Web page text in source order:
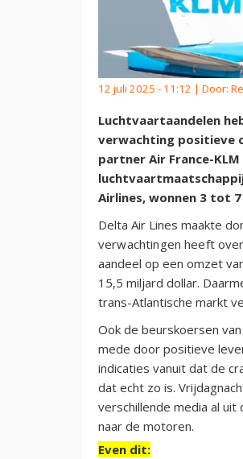
12 juli 2025 - 11:12 | Door:
Luchtvaartaandelen
verwachting positieve
partner Air France-
Airlines, wonnen 3 tot
Delta Air Lines maakte
verwachtingen heeft
aandeel op een omzet
15,5 miljard dollar.
trans-Atlantische markt
Ook de beurskoersen
mede door positieve
indicaties vanuit dat de
dat echt zo is.
verschillende media al
naar de motoren.
Even dit: